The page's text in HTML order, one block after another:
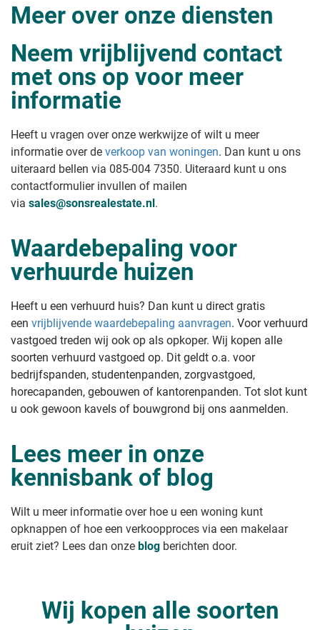
Meer over onze diensten
Neem vrijblijvend contact
met ons op voor meer
informatie
Heeft u vragen over onze werkwijze of wilt u meer
informatie over de verkoop van woningen. Dan kunt u ons
uiteraard bellen via 085-004 7350. Uiteraard kunt u ons
contactformulier invullen of mailen
via sales@sonsrealestate.nl.
Waardebepaling voor
verhuurde huizen
Heeft u een verhuurd huis? Dan kunt u direct gratis
een vrijblijvende waardebepaling aanvragen. Voor verhuurd
vastgoed treden wij ook op als opkoper. Wij kopen alle
soorten verhuurd vastgoed op. Dit geldt o.a. voor
bedrijfspanden, studentenpanden, zorgvastgoed,
horecapanden, gebouwen of kantorenpanden. Tot slot kunt
u ook gewoon kavels of bouwgrond bij ons aanmelden.
Lees meer in onze
kennisbank of blog
Wilt u meer informatie over hoe u een woning kunt
opknappen of hoe een verkoopproces via een makelaar
eruit ziet? Lees dan onze blog berichten door.
Wij kopen alle soorten